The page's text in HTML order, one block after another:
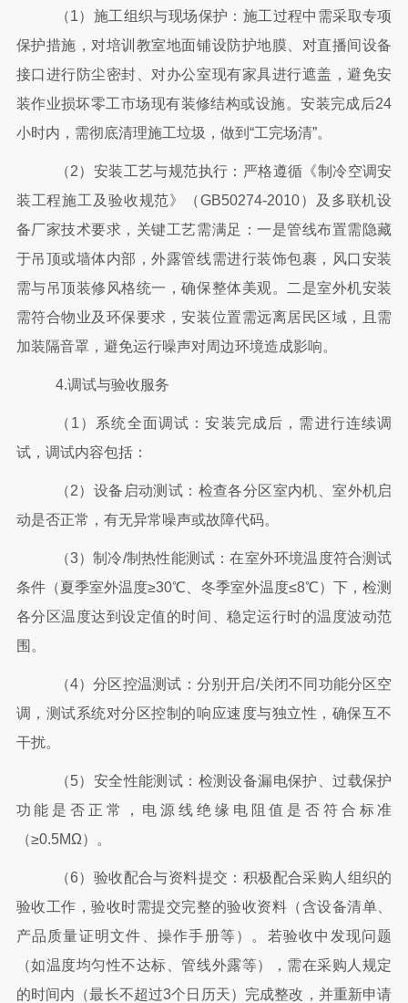
（1）施工组织与现场保护：施工过程中需采取专项
保护措施，对培训教室地面铺设防护地膜、对直播间设备
接口进行防尘密封、对办公室现有家具进行遮盖，避免安
装作业损坏零工市场现有装修结构或设施。安装完成后24
小时内，需彻底清理施工垃圾，做到“工完场清”。
（2）安装工艺与规范执行：严格遵循《制冷空调安
装工程施工及验收规范》（GB50274-2010）及多联机设
备厂家技术要求，关键工艺需满足：一是管线布置需隐藏
于吊顶或墙体内部，外露管线需进行装饰包裹，风口安装
需与吊顶装修风格统一，确保整体美观。二是室外机安装
需符合物业及环保要求，安装位置需远离居民区域，且需
加装隔音罩，避免运行噪声对周边环境造成影响。
4.调试与验收服务
（ 1）系统全面调试：安装完成后，需进行连续调
试，调试内容包括：
（2）设备启动测试：检查各分区室内机、室外机启
动是否正常，有无异常噪声或故障代码。
（3）制冷/制热性能测试：在室外环境温度符合测试
条件（夏季室外温度≥30℃、冬季室外温度≤8℃）下，检测
各分区温度达到设定值的时间、稳定运行时的温度波动范
围。
（4）分区控温测试：分别开启/关闭不同功能分区空
调，测试系统对分区控制的响应速度与独立性，确保互不
干扰。
（5）安全性能测试：检测设备漏电保护、过载保护
功能是否正常，电源线绝缘电阻值是否符合标准
（≥0.5MΩ）。
（6）验收配合与资料提交：积极配合采购人组织的
验收工作，验收时需提交完整的验收资料（含设备清单、
产品质量证明文件、操作手册等）。若验收中发现问题
（如温度均匀性不达标、管线外露等），需在采购人规定
的时间内（最长不超过3个日历天）完成整改，并重新申请